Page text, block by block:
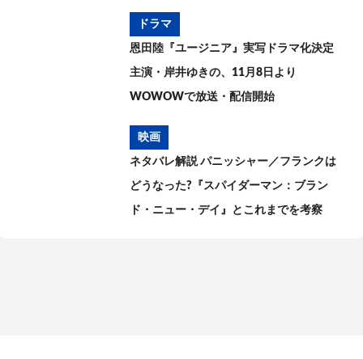
ドラマ
恩田陸『ユージニア』実写ドラマ化決定
主演・岸井ゆきの、11月8日より
WOWOWで放送・配信開始
映画
ネタバレ解説 パニッシャー／フランクは
どうなった?『スパイダーマン：ブラン
ド・ニュー・デイ』とこれまでを考察